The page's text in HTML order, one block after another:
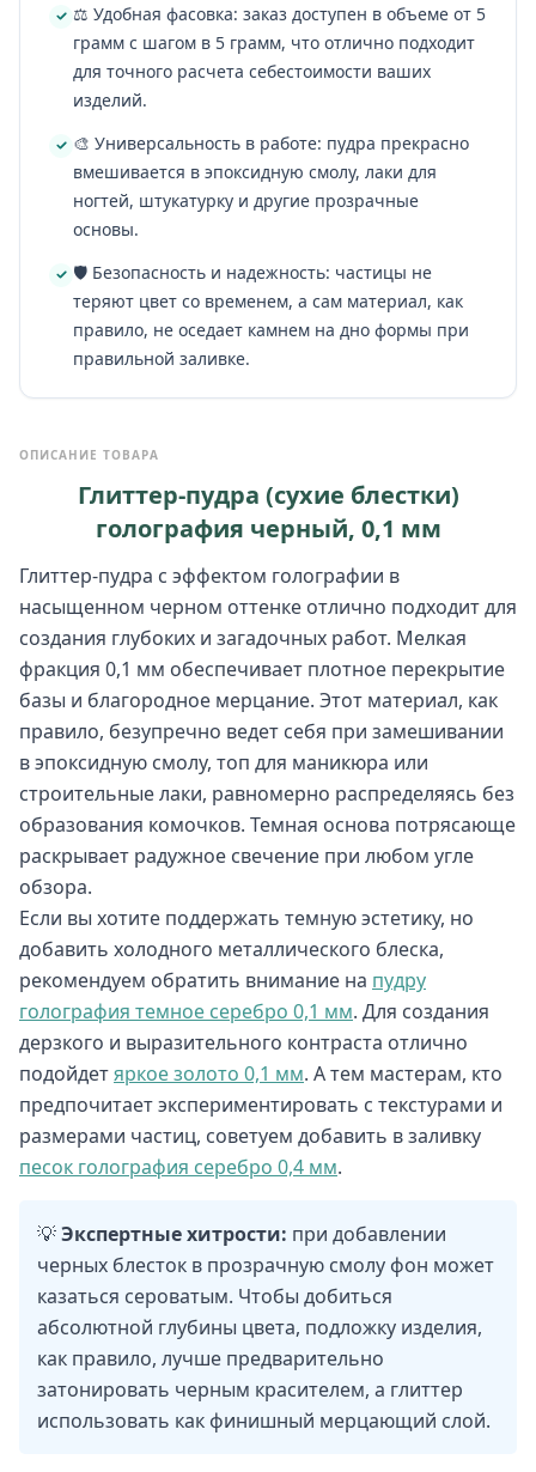
⚖️ Удобная фасовка: заказ доступен в объеме от 5
грамм с шагом в 5 грамм, что отлично подходит
для точного расчета себестоимости ваших
изделий.
🎨 Универсальность в работе: пудра прекрасно
вмешивается в эпоксидную смолу, лаки для
ногтей, штукатурку и другие прозрачные
основы.
🛡️ Безопасность и надежность: частицы не
теряют цвет со временем, а сам материал, как
правило, не оседает камнем на дно формы при
правильной заливке.
ОПИСАНИЕ ТОВАРА
Глиттер-пудра (сухие блестки)
голография черный, 0,1 мм
Глиттер-пудра с эффектом голографии в
насыщенном черном оттенке отлично подходит для
создания глубоких и загадочных работ. Мелкая
фракция 0,1 мм обеспечивает плотное перекрытие
базы и благородное мерцание. Этот материал, как
правило, безупречно ведет себя при замешивании
в эпоксидную смолу, топ для маникюра или
строительные лаки, равномерно распределяясь без
образования комочков. Темная основа потрясающе
раскрывает радужное свечение при любом угле
обзора.
Если вы хотите поддержать темную эстетику, но
добавить холодного металлического блеска,
рекомендуем обратить внимание на пудру
голография темное серебро 0,1 мм. Для создания
дерзкого и выразительного контраста отлично
подойдетяркое золото 0,1 мм. А тем мастерам, кто
предпочитает экспериментировать с текстурами и
размерами частиц, советуем добавить в заливку
песок голография серебро 0,4 мм.
💡Экспертные хитрости: при добавлении
черных блесток в прозрачную смолу фон может
казаться сероватым. Чтобы добиться
абсолютной глубины цвета, подложку изделия,
как правило, лучше предварительно
затонировать черным красителем, а глиттер
использовать как финишный мерцающий слой.